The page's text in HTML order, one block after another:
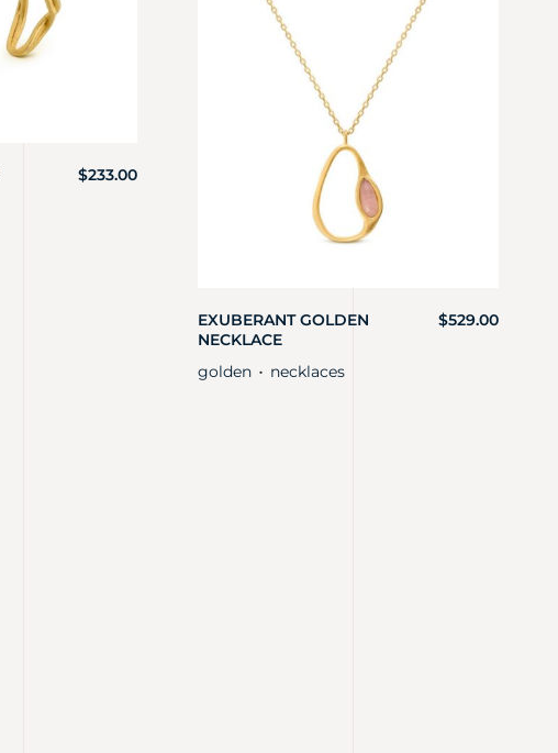
$233.00
EXUBERANT GOLDEN
NECKLACE
$529.00
golden ・ necklaces